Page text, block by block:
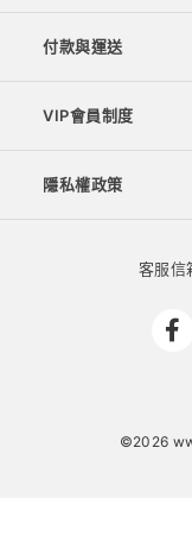
付款與運送
VIP會員制度
隱私權政策
客服
©2026